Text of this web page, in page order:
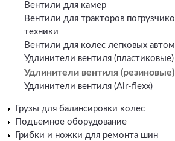
Вентили для камер
Вентили для тракторов
техники
Вентили для колес легковых
Удлинители вентиля (пластиковые)
Удлинители вентиля (резиновые)
Удлинители вентиля (Air-flexx)
Грузы для балансировки колес
Подъемное оборудование
Грибки и ножки для ремонта шин